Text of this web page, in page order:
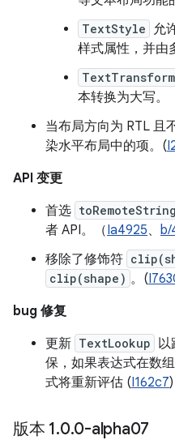
TextStyle 允
样式属性，并由
TextTransform
本转换为大写。
当布局方向为 RTL 且
染水平布局中的项。(
API 变更
首选
者 API。（Ia4925、 b/
移除了修饰符
clip(shape) 。(
bug 修复
更新 TextLookup 以
保，如果表达式在数
式将重新评估 (I162c7)
版本 1.0.0-alpha07